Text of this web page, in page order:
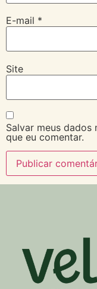
E-mail *
Site
Salvar meus
que eu comentar.